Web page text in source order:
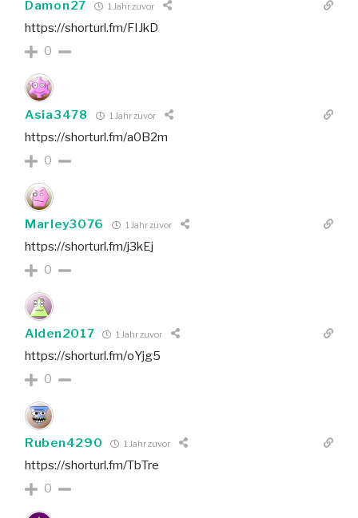
Damon27 1 Jahr zuvor
https://shorturl.fm/FIJkD
0
Asia3478 1 Jahr zuvor
https://shorturl.fm/a0B2m
0
Marley3076 1 Jahr zuvor
https://shorturl.fm/j3kEj
0
Alden2017 1 Jahr zuvor
https://shorturl.fm/oYjg5
0
Ruben4290 1 Jahr zuvor
https://shorturl.fm/TbTre
0